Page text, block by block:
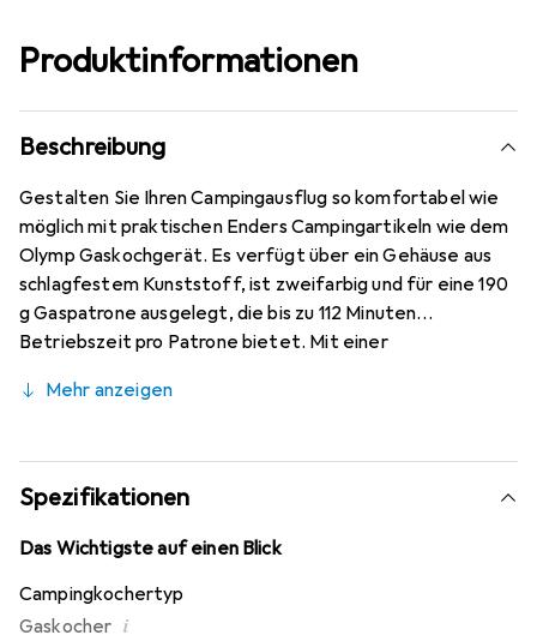
Produktinformationen
Beschreibung
Gestalten Sie Ihren Campingausflug so komfortabel wie
möglich mit praktischen Enders Campingartikeln wie dem
Olymp Gaskochgerät. Es verfügt über ein Gehäuse aus
schlagfestem Kunststoff, ist zweifarbig und für eine 190
g Gaspatrone ausgelegt, die bis zu 112 Minuten
Betriebszeit pro Patrone bietet. Mit einer
es nur 340 g, was es leicht und einfach zu verstauen
ohne Gaspatrone.
Mehr anzeigen
Spezifikationen
Das Wichtigste auf einen Blick
Campingkochertyp
Gaskocher i